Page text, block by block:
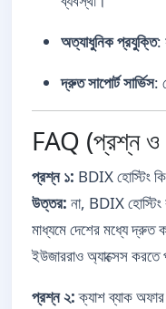
অত্যাধুনিক প্রযুক্তি:
দ্রুত সাপোর্ট সার্ভিস:
FAQ (প্রশ্ন
প্রশ্ন ১: BDIX হোস্টিং
উত্তর: না, BDIX হোস্টিং
মাধ্যমে দেশের মধ্যে দ্রুত
ইউজাররাও অ্যাক্সেস করতে
প্রশ্ন ২:ক্যাশ ব্যাক